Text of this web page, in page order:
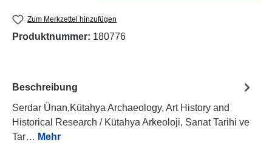
Zum Merkzettel hinzufügen
Produktnummer: 180776
Beschreibung
Serdar Ünan,Kütahya Archaeology, Art History and
Historical Research / Kütahya Arkeoloji, Sanat Tarihi ve
Tar… Mehr